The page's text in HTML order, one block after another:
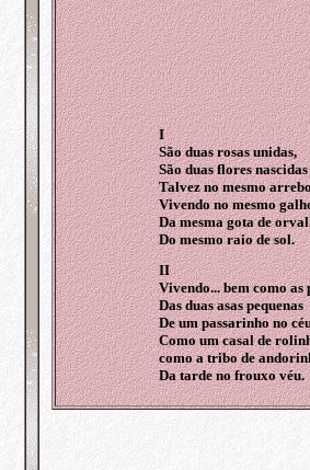
I
São duas rosas unidas,
São duas flores nascidas
Talvez no mesmo
Vivendo no mesmo
Da mesma gota de
Do mesmo raio de sol.
II
Vivendo... bem como as
Das duas asas pequenas
De um passarinho no
Como um casal de
como a tribo de
Da tarde no frouxo véu.